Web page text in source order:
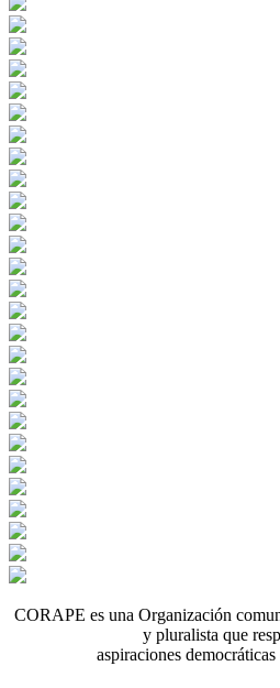
CORAPE es una Organización
y pluralista que
aspiraciones